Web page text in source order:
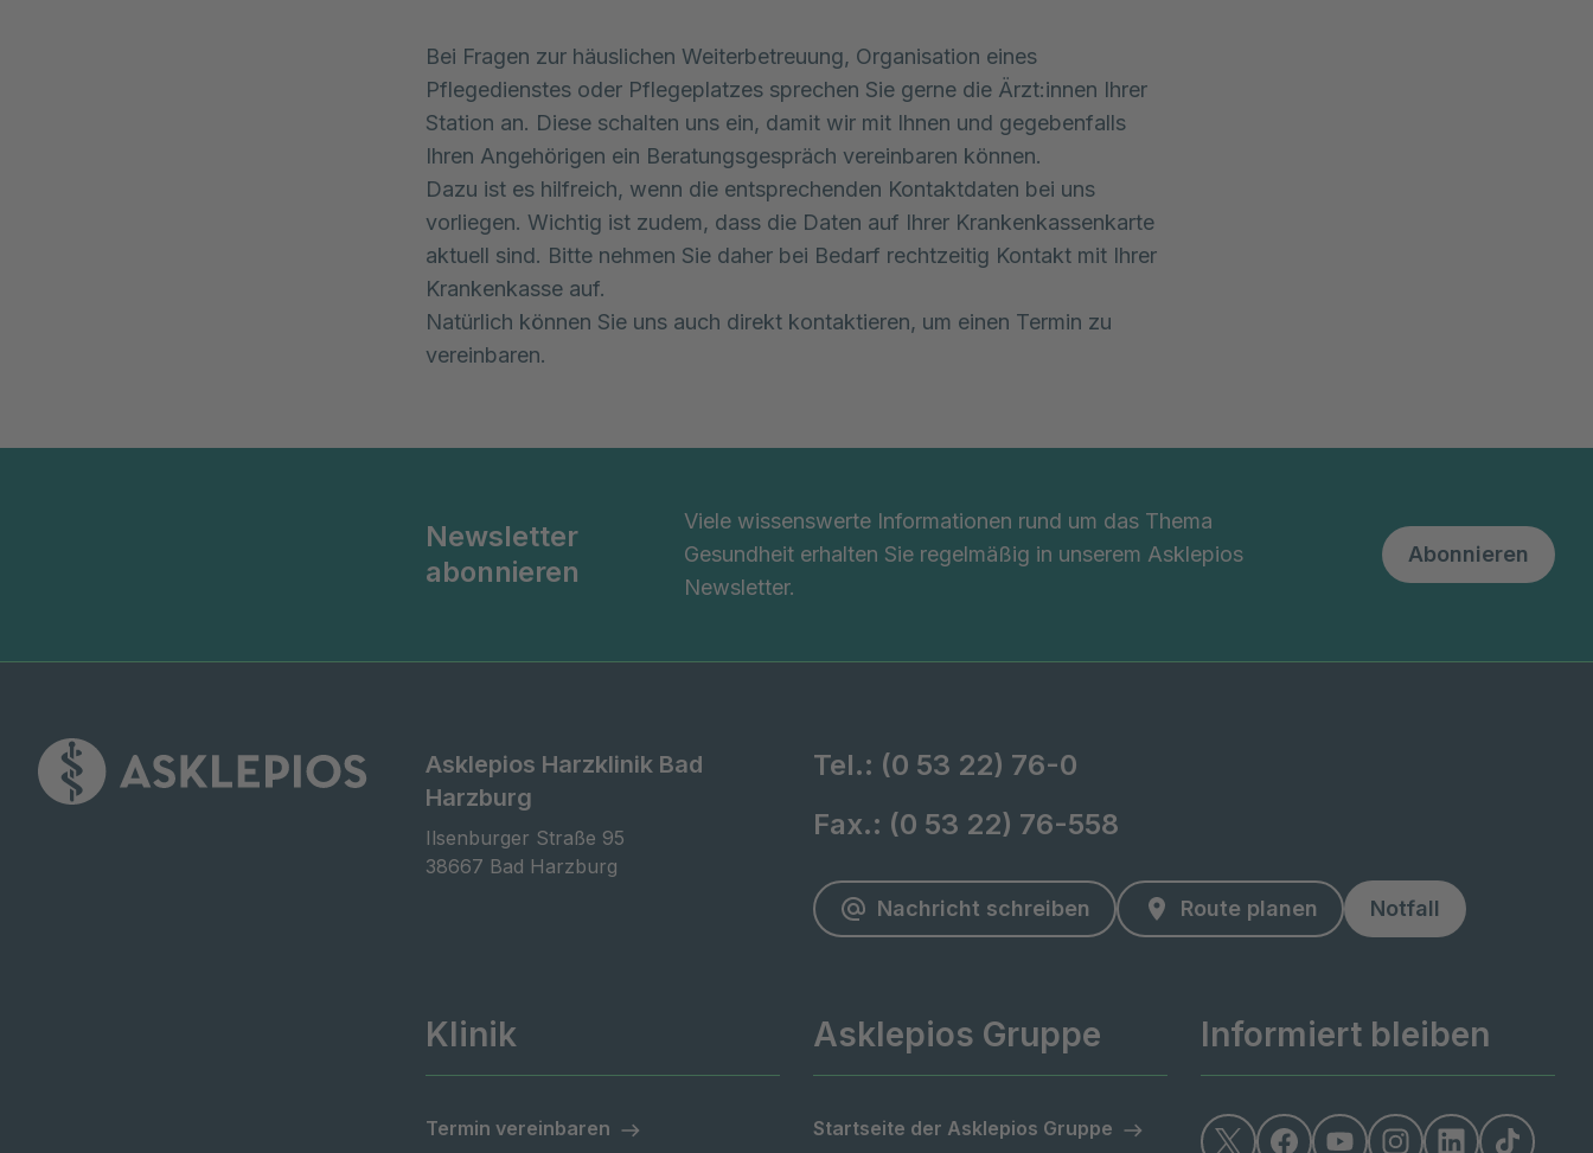
Bei Fragen zur häuslichen Weiterbetreuung, Organisation eines
Pflegedienstes oder Pflegeplatzes sprechen Sie gerne die Ärzt:innen Ihrer
Station an. Diese schalten uns ein, damit wir mit Ihnen und gegebenfalls
Ihren Angehörigen ein Beratungsgespräch vereinbaren können.
Dazu ist es hilfreich, wenn die entsprechenden Kontaktdaten bei uns
vorliegen. Wichtig ist zudem, dass die Daten auf Ihrer Krankenkassenkarte
aktuell sind. Bitte nehmen Sie daher bei Bedarf rechtzeitig Kontakt mit Ihrer
Krankenkasse auf.
Natürlich können Sie uns auch direkt kontaktieren, um einen Termin zu
vereinbaren.
Newsletter
abonnieren
Viele wissenswerte Informationen rund um das Thema
Gesundheit erhalten Sie regelmäßig in unserem Asklepios
Newsletter.
Abonnieren
Asklepios Harzklinik Bad
Harzburg
Ilsenburger Straße 95
38667 Bad Harzburg
Tel.: (0 53 22) 76-0
Fax.: (0 53 22) 76-558
Nachricht schreiben Route planen Notfall
Klinik
Termin vereinbaren
Asklepios Gruppe
Startseite der Asklepios Gruppe
Informiert bleiben